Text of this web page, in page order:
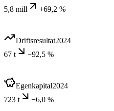
5,8 mill
+69,2 %
Driftsresultat2024
67 t
−92,5 %
Egenkapital2024
723 t
−6,0 %